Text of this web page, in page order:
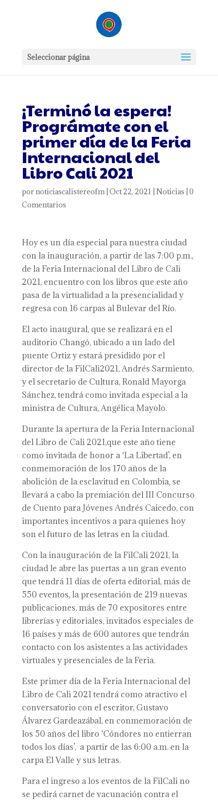
Seleccionar página
¡Terminó la espera!
Prográmate con el
primer día de la Feria
Internacional del
Libro Cali 2021
por noticiascalistereofm| Oct 22, 2021 Noticias 0
Comentarios
Hoy es un día especial para nuestra ciudad
con la inauguración, a partir de las 7:00 p.m.,
de la Feria Internacional del Libro de Cali
2021, encuentro con los libros que este año
pasa de la virtualidad a la presencialidad y
regresa con 16 carpas al Bulevar del Río.
El acto inaugural, que se realizará en el
auditorio Changó, ubicado a un lado del
puente Ortiz y estará presidido por el
director de la FilCali2021, Andrés Sarmiento,
y el secretario de Cultura, Ronald Mayorga
Sánchez, tendrá como invitada especial a la
ministra de Cultura, Angélica Mayolo.
Durante la apertura de la Feria Internacional
del Libro de Cali 2021,que este año tiene
como invitada de honor a ‘La Libertad’, en
conmemoración de los 170 años de la
abolición de la esclavitud en Colombia, se
llevará a cabo la premiación del III Concurso
de Cuento para Jóvenes Andrés Caicedo, con
importantes incentivos a para quienes hoy
son el futuro de las letras en la ciudad.
Con la inauguración de la FilCali 2021, la
ciudad le abre las puertas a un gran evento
que tendrá 11 días de oferta editorial, más de
550 eventos, la presentación de 219 nuevas
publicaciones, más de 70 expositores entre
librerías y editoriales, invitados especiales de
16 países y más de 600 autores que tendrán
contacto con los asistentes a las actividades
virtuales y presenciales de la Feria.
Este primer día de la Feria Internacional del
Libro de Cali 2021 tendrá como atractivo el
conversatorio con el escritor, Gustavo
Álvarez Gardeazábal, en conmemoración de
los 50 años del libro ‘Cóndores no entierran
todos los días’, a partir de las 6:00 a.m. en la
carpa El Valle y sus letras.
Para el ingreso a los eventos de la FilCali no
se pedirá carnet de vacunación contra el